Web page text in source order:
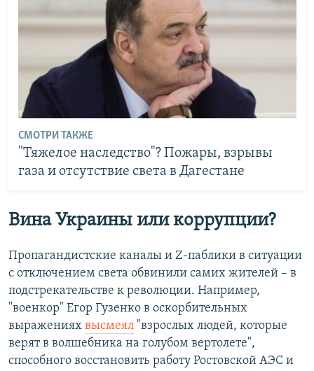
СМОТРИ ТАКЖЕ
"Тяжелое наследство"? Пожары, взрывы
газа и отсутствие света в Дагестане
Вина Украины или коррупции?
Пропагандистские каналы и Z-паблики в ситуации
с отключением света обвинили самих жителей – в
подстрекательстве к революции. Например,
"военкор" Егор Гузенко в оскорбительных
выражениях высмеял "взрослых людей, которые
верят в волшебника на голубом вертолете",
способного восстановить работу Ростовской АЭС и